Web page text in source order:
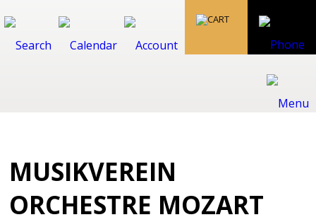
MUSIKVEREIN
ORCHESTRE MOZART